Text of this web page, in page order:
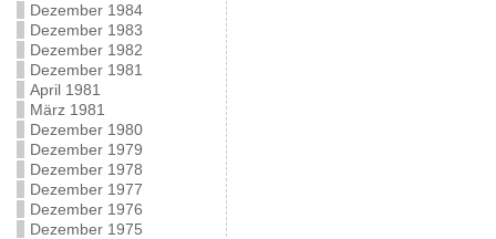
Dezember 1984
Dezember 1983
Dezember 1982
Dezember 1981
April 1981
März 1981
Dezember 1980
Dezember 1979
Dezember 1978
Dezember 1977
Dezember 1976
Dezember 1975